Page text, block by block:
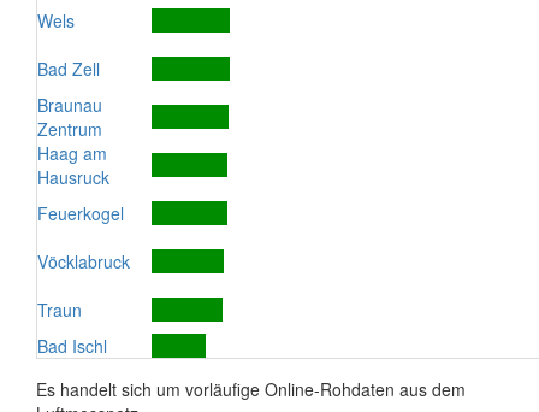
Wels
Bad Zell
Braunau
Zentrum
Haag am
Hausruck
Feuerkogel
Vöcklabruck
Traun
Bad Ischl
Es handelt sich um vorläufige Online-Rohdaten aus dem